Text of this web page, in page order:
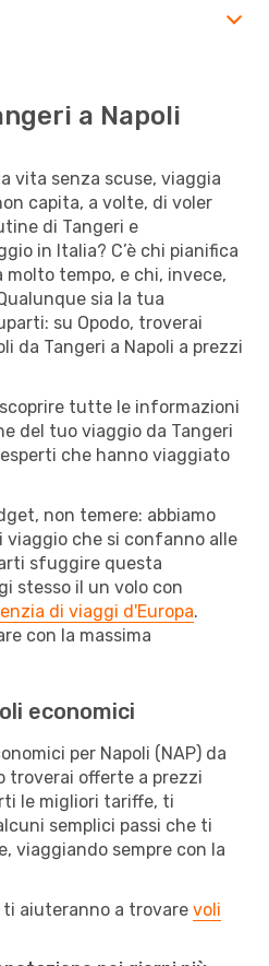
a Napoli
vita senza scuse, viaggia
capita, a volte, di voler
di Tangeri e
in Italia? C’è chi pianifica
molto tempo, e chi, invece,
sia la tua
su Opodo, troverai
da Tangeri a Napoli a prezzi
tutte le informazioni
del tuo viaggio da Tangeri
che hanno viaggiato
non temere: abbiamo
viaggio che si confanno alle
sfuggire questa
stesso il un volo con
di viaggi d'Europa.
con la massima
economici
per Napoli (NAP) da
troverai offerte a prezzi
le migliori tariffe, ti
semplici passi che ti
viaggiando sempre con la
aiuteranno a trovare voli